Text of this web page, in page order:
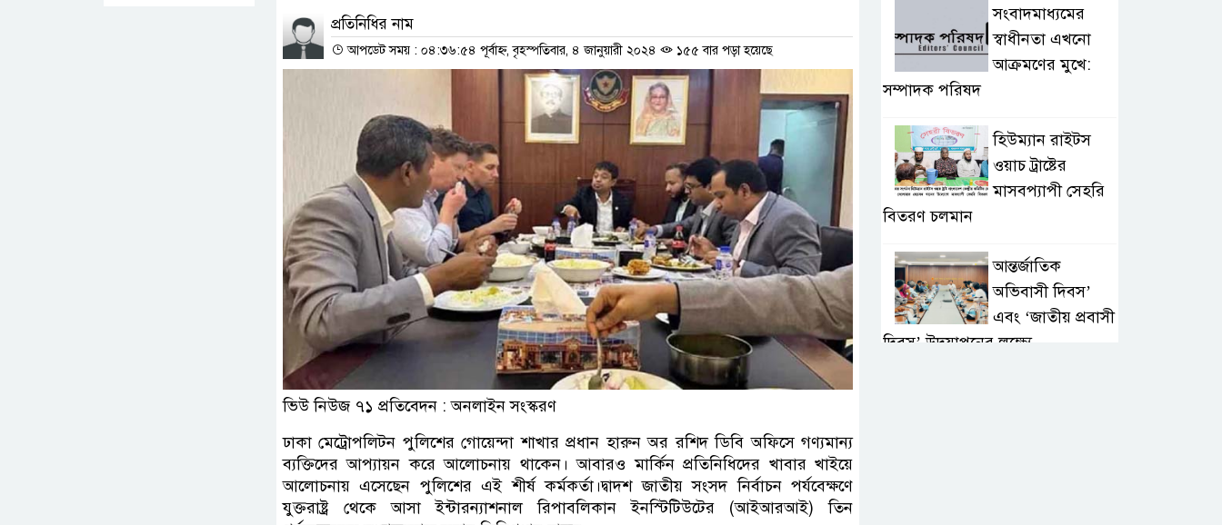
প্রতিনিধির নাম
আপডেট সময় : ০৪:৩৬:৫৪ পূর্বাহ্ন, বৃহস্পতিবার, ৪ জানুয়ারী ২০২৪ ১৫৫ বার পড়া হয়েছে
ভিউ নিউজ ৭১ প্রতিবেদন : অনলাইন সংস্করণ
ঢাকা মেট্রোপলিটন পুলিশের গোয়েন্দা শাখার প্রধান হারুন অর রশিদ ডিবি অফিসে গণ্যমান্য
ব্যক্তিদের আপ্যায়ন করে আলোচনায় থাকেন। আবারও মার্কিন প্রতিনিধিদের খাবার খাইয়ে
আলোচনায় এসেছেন পুলিশের এই শীর্ষ কর্মকর্তা।দ্বাদশ জাতীয় সংসদ নির্বাচন পর্যবেক্ষণে
যুক্তরাষ্ট্র থেকে আসা ইন্টারন্যাশনাল রিপাবলিকান ইনস্টিটিউটের (আইআরআই) তিন
সংবাদমাধ্যমের
স্বাধীনতা এখনো
আক্রমণের মুখে:
সম্পাদক পরিষদ
হিউম্যান রাইটস
ওয়াচ ট্রাষ্টের
মাসবপ্যাপী সেহরি
বিতরণ চলমান
আন্তর্জাতিক
অভিবাসী দিবস’
এবং ‘জাতীয় প্রবাসী
দিবস’ উদযাপনের লক্ষ্যে